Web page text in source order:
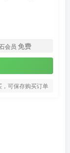
会员 免费
可保存购买订单